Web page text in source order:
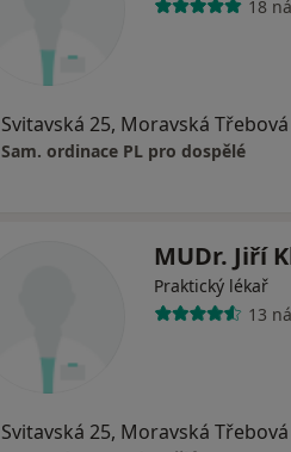
18
Svitavská 25, Moravská Třebová
Sam. ordinace PL pro dospělé
MUDr. Jiří
Praktický lékař
13
Svitavská 25, Moravská Třebová